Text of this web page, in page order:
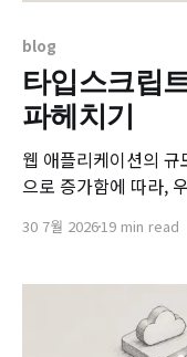
blog
타입스크립
파헤치기
웹 애플리케이션의
으로 증가함에 따라,
단한 동적 스크립팅을
(TypeScript)'가 있습
개념을 심층적으로
30 7월 202619 min read